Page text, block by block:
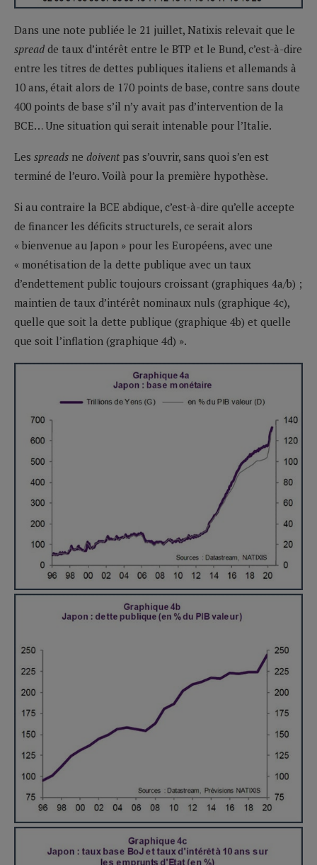
Dans une note publiée le 21 juillet, Natixis relevait que le
spread de taux d’intérêt entre le BTP et le Bund, c’est-à-dire
entre les titres de dettes publiques italiens et allemands à
10 ans, était alors de 170 points de base, contre sans doute
400 points de base s’il n’y avait pas d’intervention de la
BCE… Une situation qui serait intenable pour l’Italie.
Les spreads ne doivent pas s’ouvrir, sans quoi s’en est
terminé de l’euro. Voilà pour la première hypothèse.
Si au contraire la BCE abdique, c’est-à-dire qu’elle accepte
de financer les déficits structurels, ce serait alors
« bienvenue au Japon » pour les Européens, avec une
« monétisation de la dette publique avec un taux
d’endettement public toujours croissant (graphiques 4a/b) ;
maintien de taux d’intérêt nominaux nuls (graphique 4c),
quelle que soit la dette publique (graphique 4b) et quelle
que soit l’inflation (graphique 4d) ».